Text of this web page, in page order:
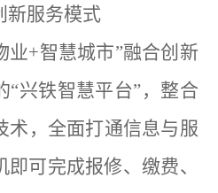
新服务模式
业+智慧城市”融合创新
“兴铁智慧平台”，整合
术，全面打通信息与服
可完成报修、缴费、